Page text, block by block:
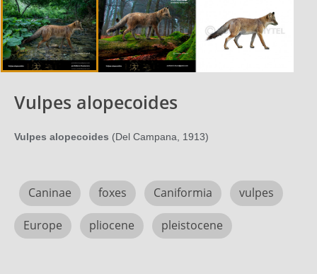
Vulpes alopecoides
Vulpes alopecoides (Del Campana, 1913)
Caninae foxes Caniformia vulpes
Europe pliocene pleistocene